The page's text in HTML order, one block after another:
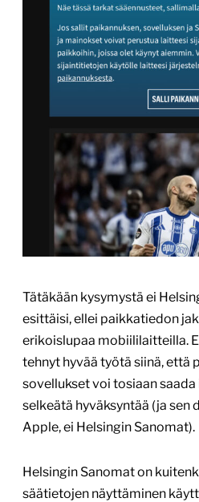
Tätäkään kysymystä ei
esittäisi, ellei paikkatiedon
erikoislupaa mobiililaitteilla.
tehnyt hyvää työtä siinä, että
sovellukset voi tosiaan
selkeätä hyväksyntää (ja sen
Apple, ei Helsingin Sanomat).
Helsingin Sanomat on
säätietojen näyttäminen